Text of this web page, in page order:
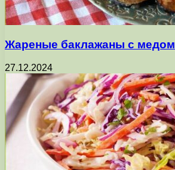
Жареные баклажаны с медом
27.12.2024